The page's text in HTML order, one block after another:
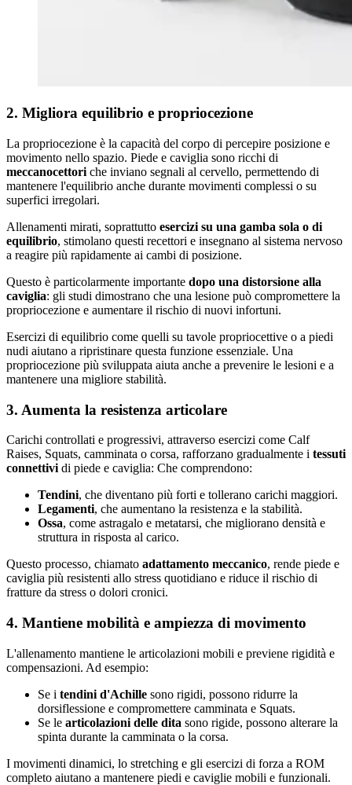
2. Migliora equilibrio e propriocezione
La propriocezione è la capacità del corpo di percepire posizione e
movimento nello spazio. Piede e caviglia sono ricchi di
meccanocettori che inviano segnali al cervello, permettendo di
mantenere l'equilibrio anche durante movimenti complessi o su
superfici irregolari.
Allenamenti mirati, soprattutto esercizi su una gamba sola o di
equilibrio, stimolano questi recettori e insegnano al sistema nervoso
a reagire più rapidamente ai cambi di posizione.
Questo è particolarmente importante dopo una distorsione alla
caviglia: gli studi dimostrano che una lesione può compromettere la
propriocezione e aumentare il rischio di nuovi infortuni.
Esercizi di equilibrio come quelli su tavole propriocettive o a piedi
nudi aiutano a ripristinare questa funzione essenziale. Una
propriocezione più sviluppata aiuta anche a prevenire le lesioni e a
mantenere una migliore stabilità.
3. Aumenta la resistenza articolare
Carichi controllati e progressivi, attraverso esercizi come Calf
Raises, Squats, camminata o corsa, rafforzano gradualmente i tessuti
connettivi di piede e caviglia: Che comprendono:
Tendini, che diventano più forti e tollerano carichi maggiori.
Legamenti, che aumentano la resistenza e la stabilità.
Ossa, come astragalo e metatarsi, che migliorano densità e
struttura in risposta al carico.
Questo processo, chiamato adattamento meccanico, rende piede e
caviglia più resistenti allo stress quotidiano e riduce il rischio di
fratture da stress o dolori cronici.
4. Mantiene mobilità e ampiezza di movimento
L'allenamento mantiene le articolazioni mobili e previene rigidità e
compensazioni. Ad esempio:
Se i tendini d'Achille sono rigidi, possono ridurre la
dorsiflessione e compromettere camminata e Squats.
Se le articolazioni delle dita sono rigide, possono alterare la
spinta durante la camminata o la corsa.
I movimenti dinamici, lo stretching e gli esercizi di forza a ROM
completo aiutano a mantenere piedi e caviglie mobili e funzionali.